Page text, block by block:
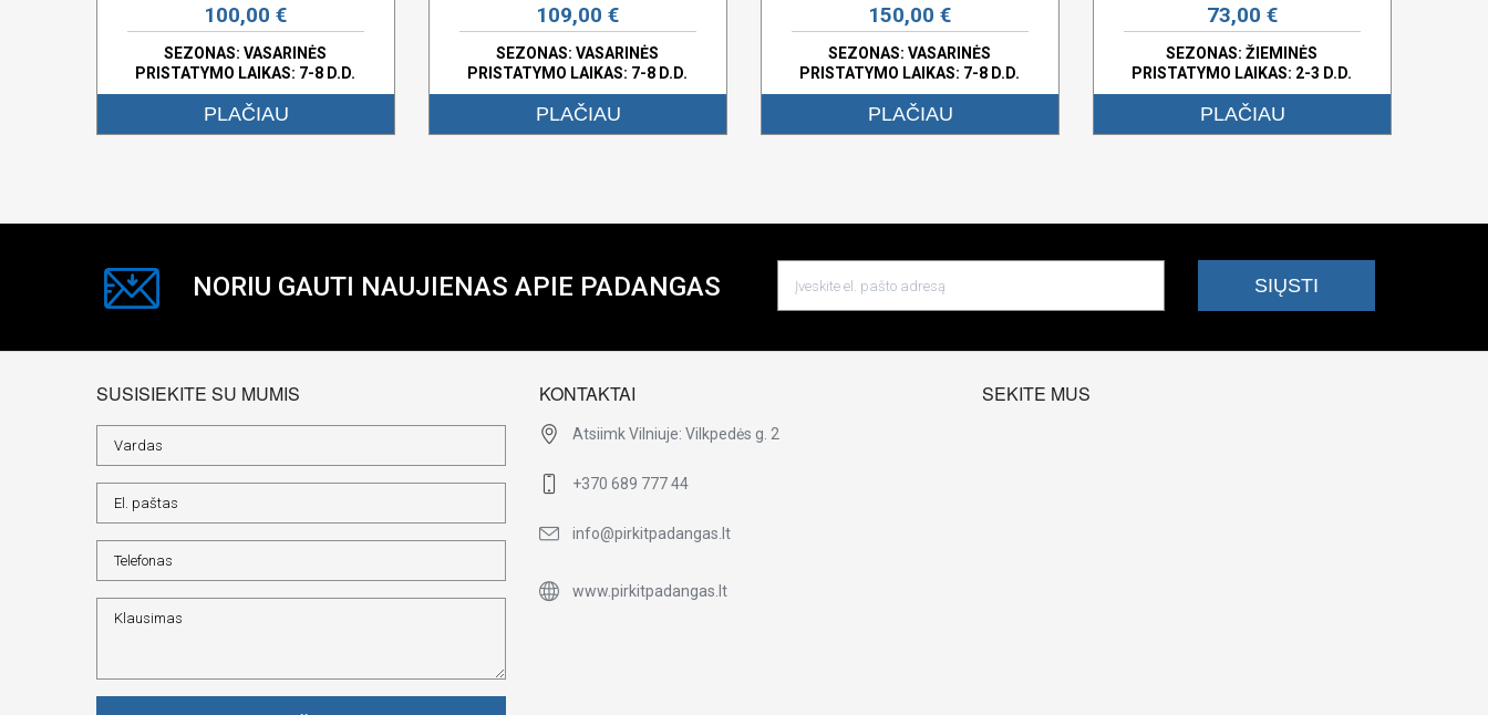
100,00 €
SEZONAS: VASARINĖS
PRISTATYMO LAIKAS: 7-8 D.D.
PLAČIAU
109,00 €
SEZONAS: VASARINĖS
PRISTATYMO LAIKAS: 7-8 D.D.
PLAČIAU
150,00 €
SEZONAS: VASARINĖS
PRISTATYMO LAIKAS: 7-8 D.D.
PLAČIAU
73,00 €
SEZONAS: ŽIEMINĖS
PRISTATYMO LAIKAS: 2-3 D.D.
PLAČIAU
NORIU GAUTI NAUJIENAS APIE PADANGAS
SUSISIEKITE SU MUMIS KONTAKTAI
Atsiimk Vilniuje: Vilkpedės g. 2
+370 689 777 44
info@pirkitpadangas.lt
www.pirkitpadangas.lt
SEKITE MUS